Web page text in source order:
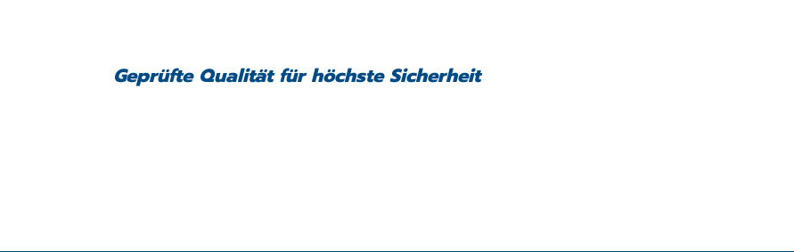
Geprüfte Qualität für höchste Sicherheit